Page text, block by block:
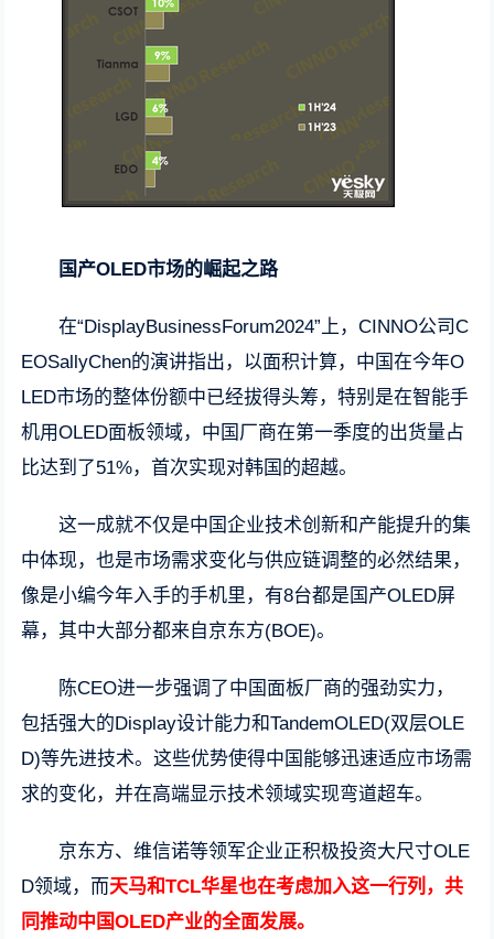
国产OLED市场的崛起之路
在“DisplayBusinessForum2024”上，CINNO公司C
EOSallyChen的演讲指出，以面积计算，中国在今年O
LED市场的整体份额中已经拔得头筹，特别是在智能手
机用OLED面板领域，中国厂商在第一季度的出货量占
比达到了51%，首次实现对韩国的超越。
这一成就不仅是中国企业技术创新和产能提升的集
中体现，也是市场需求变化与供应链调整的必然结果，
像是小编今年入手的手机里，有8台都是国产OLED屏
幕，其中大部分都来自京东方(BOE)。
陈CEO进一步强调了中国面板厂商的强劲实力，
包括强大的Display设计能力和TandemOLED(双层OLE
D)等先进技术。这些优势使得中国能够迅速适应市场需
求的变化，并在高端显示技术领域实现弯道超车。
京东方、维信诺等领军企业正积极投资大尺寸OLE
D领域，而天马和TCL华星也在考虑加入这一行列，共
同推动中国OLED产业的全面发展。